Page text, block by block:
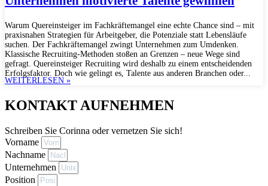
Warum Quereinsteiger im Fachkräftemangel eine echte Chance sind – mit
praxisnahen Strategien für Arbeitgeber, die Potenziale statt Lebensläufe
suchen. Der Fachkräftemangel zwingt Unternehmen zum Umdenken.
Klassische Recruiting-Methoden stoßen an Grenzen – neue Wege sind
gefragt. Quereinsteiger Recruiting wird deshalb zu einem entscheidenden
Erfolgsfaktor. Doch wie gelingt es, Talente aus anderen Branchen oder...
WEITERLESEN »
KONTAKT AUFNEHMEN
Schreiben Sie Corinna oder vernetzen Sie sich!
Vorname
Nachname
Unternehmen
Position